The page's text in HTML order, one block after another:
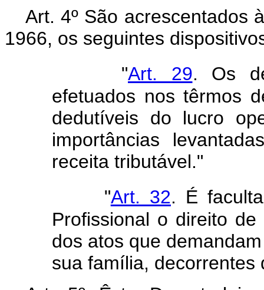
Art. 4º São acrescentados
1966, os seguintes
"Art. 29. Os
efetuados nos têrmos
dedutíveis do lucro
importâncias
receita tributável."
"Art. 32. É
Profissional o direito
dos atos que
sua família, decorrentes